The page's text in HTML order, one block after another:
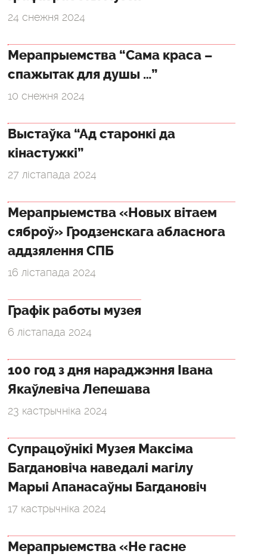
24 снежня 2024
Мерапрыемства “Сама краса –
спажытак для душы …”
10 снежня 2024
Выстаўка “Ад старонкі да
кінастужкі”
27 лістапада 2024
Мерапрыемства «Новых вітаем
сяброў» Гродзенскага абласнога
аддзялення СПБ
16 лістапада 2024
Графік работы музея
6 лістапада 2024
100 год з дня нараджэння Івана
Якаўлевіча Лепешава
23 кастрычніка 2024
Супрацоўнікі Музея Максіма
Багдановіча наведалі магілу
Марыі Апанасаўны Багдановіч
17 кастрычніка 2024
Мерапрыемства «Не гасне